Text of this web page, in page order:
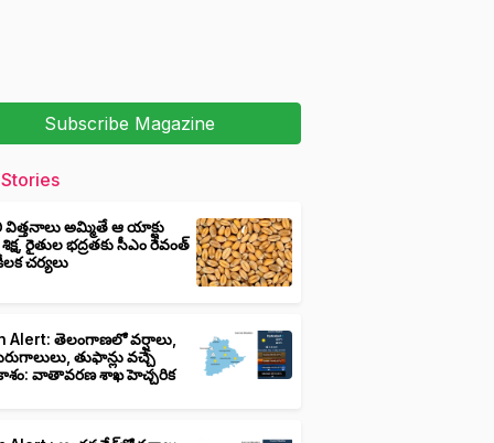
Subscribe Magazine
విత్తనాలు అమ్మితే ఆ యాక్టు
రైతుల భద్రతకు సీఎం రేవంత్
చర్యలు
Alert: తెలంగాణలో వర్షాలు,
తుఫాన్లు వచ్చే
వాతావరణ శాఖ హెచ్చరిక